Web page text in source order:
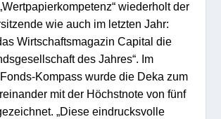
Wertpapierkompetenz“ wiederholtder
wie auch im letzten Jahr:
Wirtschaftsmagazin Capital die
des Jahres“. Im
Kompasswurde die Deka zum
ander mit der Höchstnote von fünf
net.„Diese eindrucksvolle